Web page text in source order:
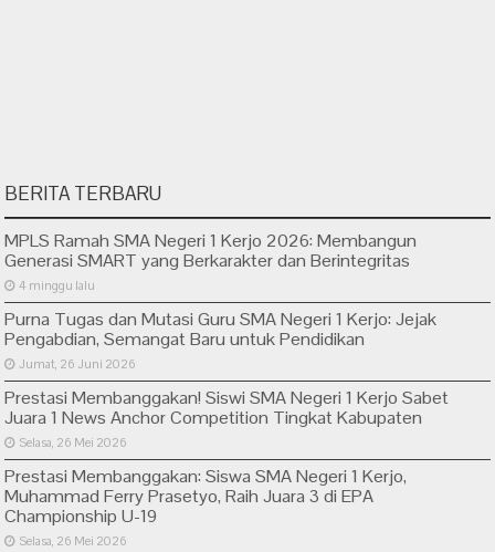
BERITA TERBARU
MPLS Ramah SMA Negeri 1 Kerjo 2026: Membangun
Generasi SMART yang Berkarakter dan Berintegritas
4 minggu lalu
Purna Tugas dan Mutasi Guru SMA Negeri 1 Kerjo: Jejak
Pengabdian, Semangat Baru untuk Pendidikan
Jumat, 26 Juni 2026
Prestasi Membanggakan! Siswi SMA Negeri 1 Kerjo Sabet
Juara 1 News Anchor Competition Tingkat Kabupaten
Selasa, 26 Mei 2026
Prestasi Membanggakan: Siswa SMA Negeri 1 Kerjo,
Muhammad Ferry Prasetyo, Raih Juara 3 di EPA
Championship U-19
Selasa, 26 Mei 2026